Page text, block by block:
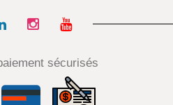
sécurisés